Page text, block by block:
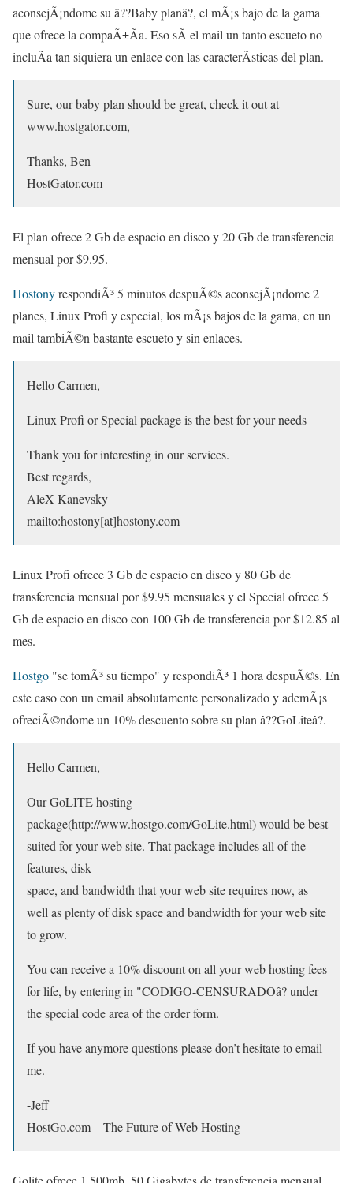
aconsejÃ¡ndome su â??Baby planâ?, el mÃ¡s bajo de la gama
que ofrece la compaÃ±Ã­a. Eso sÃ­ el mail un tanto escueto no
incluÃ­a tan siquiera un enlace con las caracterÃ­sticas del plan.
Sure, our baby plan should be great, check it out at
www.hostgator.com,
Thanks, Ben
HostGator.com
El plan ofrece 2 Gb de espacio en disco y 20 Gb de transferencia
mensual por $9.95.
HostonyrespondiÃ³ 5 minutos despuÃ©s aconsejÃ¡ndome 2
planes, Linux Profi y especial, los mÃ¡s bajos de la gama, en un
mail tambiÃ©n bastante escueto y sin enlaces.
Hello Carmen,
Linux Profi or Special package is the best for your needs
Thank you for interesting in our services.
Best regards,
AleX Kanevsky
mailto:hostony[at]hostony.com
Linux Profi ofrece 3 Gb de espacio en disco y 80 Gb de
transferencia mensual por $9.95 mensuales y el Special ofrece 5
Gb de espacio en disco con 100 Gb de transferencia por $12.85 al
mes.
Hostgo "se tomÃ³ su tiempo" y respondiÃ³ 1 hora despuÃ©s. En
este caso con un email absolutamente personalizado y ademÃ¡s
ofreciÃ©ndome un 10% descuento sobre su plan â??GoLiteâ?.
Hello Carmen,
Our GoLITE hosting
package(http://www.hostgo.com/GoLite.html) would be best
suited for your web site. That package includes all of the
features, disk
space, and bandwidth that your web site requires now, as
well as plenty of disk space and bandwidth for your web site
to grow.
You can receive a 10% discount on all your web hosting fees
for life, by entering in "CODIGO-CENSURADOâ? under
the special code area of the order form.
If you have anymore questions please don’t hesitate to email
me.
-Jeff
HostGo.com – The Future of Web Hosting